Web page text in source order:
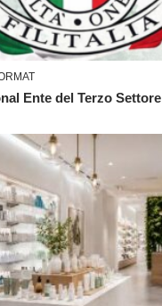
Ente del Terzo Settore